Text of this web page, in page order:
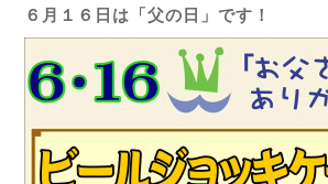
６月１６日は「父の日」です！